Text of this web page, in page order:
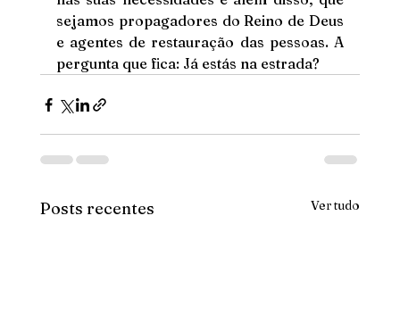
sejamos propagadores do Reino de Deus
e agentes de restauração das pessoas. A
pergunta que fica: Já estás na estrada?
Posts recentes Ver tudo